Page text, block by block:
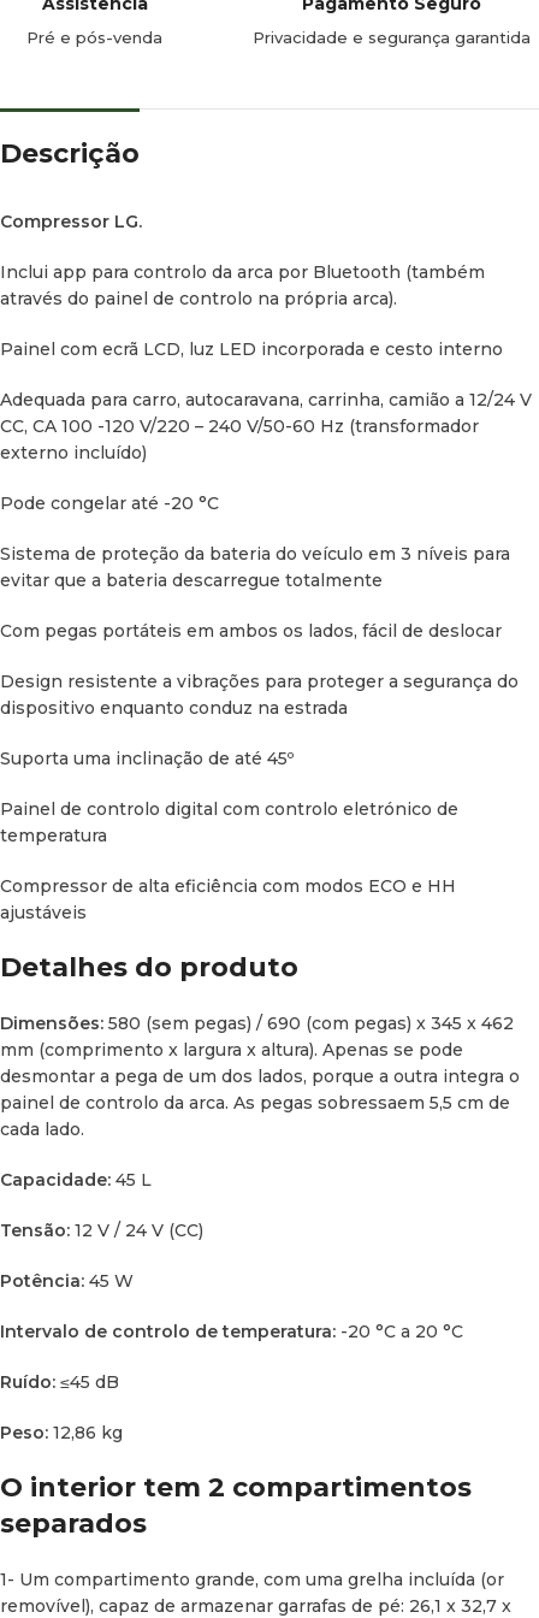
ajustáveis
Dimensões:580 (sem pegas) / 690 (com pegas) x 345 x 462
mm (comprimento x largura x altura). Apenas se pode
desmontar a pega de um dos lados, porque a outra integra o
cada lado.
Capacidade: 45 L
Intervalo de controlo de temperatura:-20 °C a 20 °C
O interior tem 2 compartimentos
separados
1- Um compartimento grande, com uma grelha incluída (or
removível), capaz de armazenar garrafas de pé: 26,1 x 32,7 x
(largura x comprimento x altura).
a arca.(O orifício que se observa na tampa superior deve-se
ao processo de fabrico da montagem da própria tampa).
Pré e pós-venda Privacidade e segurança garantida
Descrição
Compressor LG.
Inclui app para controlo da arca por Bluetooth (também
através do painel de controlo na própria arca).
Painel com ecrã LCD, luz LED incorporada e cesto interno
Adequada para carro, autocaravana, carrinha, camião a 12/24 V
CC, CA 100 -120 V/220 – 240 V/50-60 Hz (transformador
externo incluído)
Pode congelar até -20 °C
Sistema de proteção da bateria do veículo em 3 níveis para
evitar que a bateria descarregue totalmente
Com pegas portáteis em ambos os lados, fácil de deslocar
Design resistente a vibrações para proteger a segurança do
dispositivo enquanto conduz na estrada
Suporta uma inclinação de até 45º
Painel de controlo digital com controlo eletrónico de
temperatura
Compressor de alta eficiência com modos ECO e HH
ajustáveis
Detalhes do produto
Dimensões: 580 (sem pegas) / 690 (com pegas) x 345 x 462
mm (comprimento x largura x altura). Apenas se pode
desmontar a pega de um dos lados, porque a outra integra o
painel de controlo da arca. As pegas sobressaem 5,5 cm de
cada lado.
Capacidade: 45 L
Tensão: 12 V / 24 V (CC)
Potência: 45 W
Intervalo de controlo de temperatura: -20 °C a 20 °C
Ruído: ≤45 dB
Peso: 12,86 kg
O interior tem 2 compartimentos
separados
1- Um compartimento grande, com uma grelha incluída (or
removível), capaz de armazenar garrafas de pé: 26,1 x 32,7 x